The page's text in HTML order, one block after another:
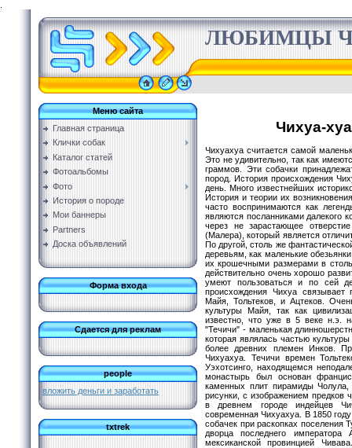
ЛЮБИМЦЫ
Меню сайта
Главная страница
Клички собак
Каталог статей
Фотоальбомы
Фото
История о породе
Мои баннеры
Partners
Доска объявлений
Форма входа
Сдается для реклам
people
вложить деньги и заработать
txtrek
Чихуа-
Чихуахуа считается самой
Это не удивительно, так как
граммов. Эти собачки
пород. История происхождения
день. Много известнейших
История и теории их
часто воспринимаются как
являются посланниками далекого
через не зарастающее
(Малера), который является
По другой, столь же
деревьям, как маленькие
их крошечными размерами в
действительно очень хорошо
умеют пользоваться и по сей
происхождения Чихуа
Майя, Тольтеков, и Ацтеков.
культуры Майя, так как
известно, что уже в 5 веке н.э.
"Течичи" - маленькая
которая являлась частью
более древних племен Инков.
Чихуахуа. Течичи времен
Уэхотсинго, находящемся
монастырь был основан
каменных плит пирамиды
рисунки, с изображением предков
в древнем городе индейцев
современная Чихуахуа. В 1850
собачек при раскопках поселения
дворца последнего
мексиканской провинцией